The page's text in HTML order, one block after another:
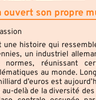
son propre
une histoire qui
un industriel
normes, réunissant
au monde.
d’euros est
au-delà de la diversité